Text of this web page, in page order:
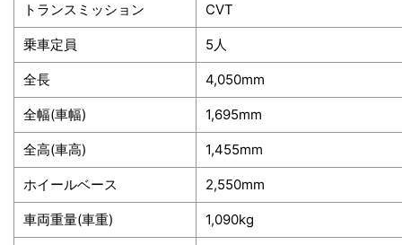
トランスミッション CVT
乗車定員 5人
全長 4,050mm
全幅(車幅) 1,695mm
全高(車高) 1,455mm
ホイールベース 2,550mm
車両重量(車重) 1,090kg